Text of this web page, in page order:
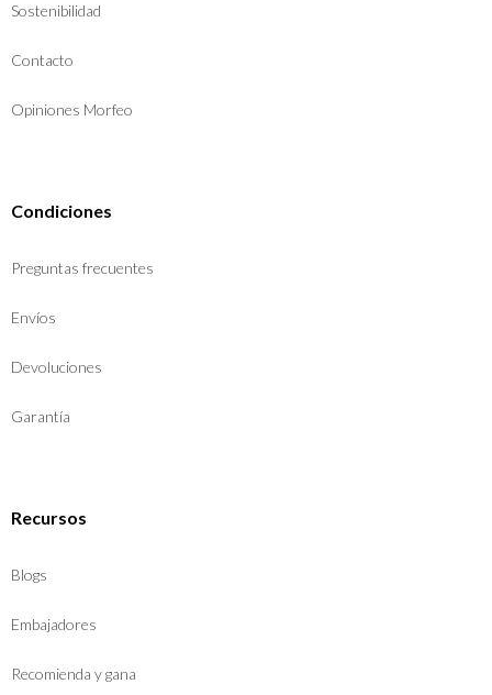
Sostenibilidad
Contacto
Opiniones Morfeo
Condiciones
Preguntas frecuentes
Envíos
Devoluciones
Garantía
Recursos
Blogs
Embajadores
Recomienda y gana